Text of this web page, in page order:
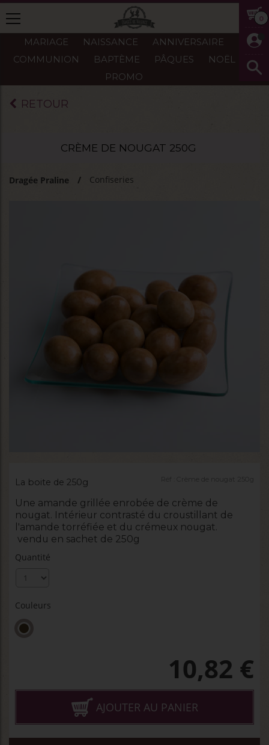
0
MARIAGE NAISSANCE
ANNIVERSAIRE
COMMUNION
BAPTÈME PÂQUES
NOËL
PROMO
RETOUR
CRÈME DE NOUGAT 250G
Dragée Praline Confiseries
La boite de 250g
Une amande grillée enrobée de crème de
nougat. Intérieur contrasté du croustillant de
l'amande torréfiée et du crémeux nougat.
vendu en sachet de 250g
Quantité
Couleurs
10,82 €
AJOUTER AU PANIER